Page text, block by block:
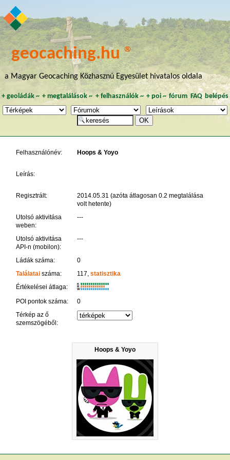
geocaching.hu ®
a Magyar Geocaching Közhasznú Egyesület hivatalos oldala
+ geoládák~ +megtalálások ~ + felhasználók~ +poi~ fórum FAQ belépés
Hoops & Yoyo
Felhasználónév: Hoops & Yoyo
Leírás:
Regisztrált:
2014.05.31 (azóta átlagosan 0.2 megtalálása
volt hetente)
Utolsó aktivitása
weben:
---
Utolsó aktivitása
API-n (mobilon):
---
Ládák száma:
0
Találataiszáma: 117, statisztika
Értékelései átlaga:
K
R
W
POI pontok száma:
0
Térkép az ő
szemszögéből: